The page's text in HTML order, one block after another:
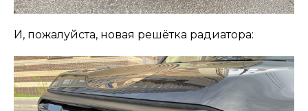
И, пожалуйста, новая решётка радиатора: